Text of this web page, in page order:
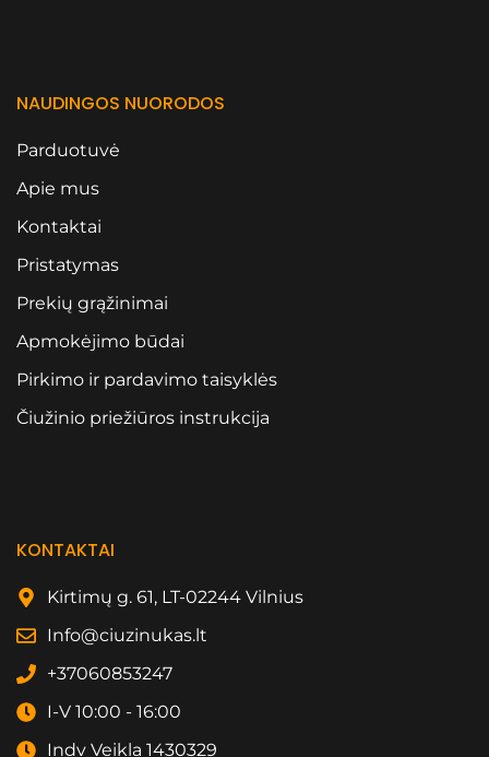
NAUDINGOS NUORODOS
Parduotuvė
Apie mus
Kontaktai
Pristatymas
Prekių grąžinimai
Apmokėjimo būdai
Pirkimo ir pardavimo taisyklės
Čiužinio priežiūros instrukcija
KONTAKTAI
Kirtimų g. 61, LT-02244 Vilnius
Info@ciuzinukas.lt
+37060853247
I-V 10:00 - 16:00
Indv Veikla 1430329